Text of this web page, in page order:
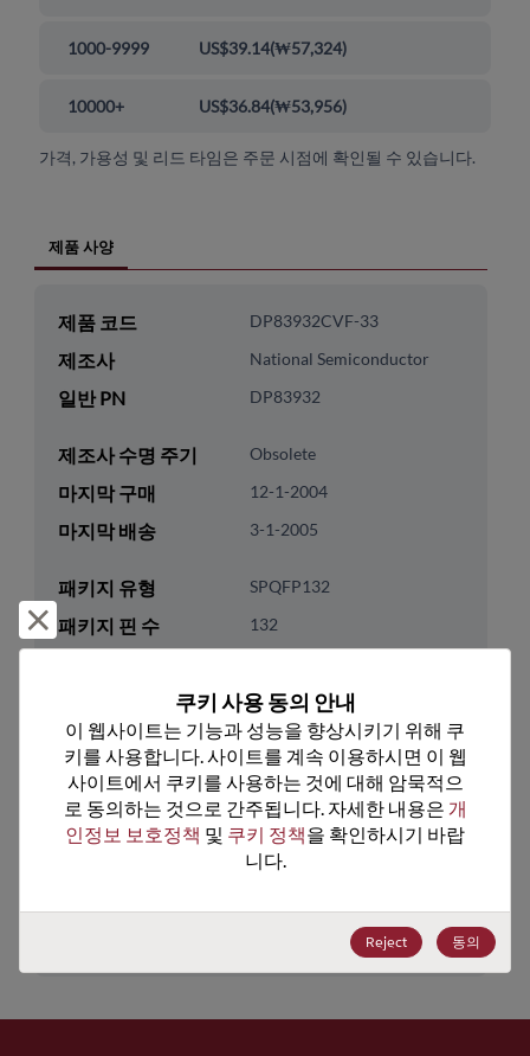
1000-9999 US$39.14(₩57,324)
10000+ US$36.84(₩53,956)
가격, 가용성 및 리드 타임은 주문 시점에 확인될 수 있습니다.
제품 사양
제품 코드 DP83932CVF-33
제조사 National Semiconductor
일반 PN DP83932
제조사 수명 주기 Obsolete
마지막 구매 12-1-2004
마지막 배송 3-1-2005
패키지 유형 SPQFP132
패키지 핀 수 132
No
패키지 수량 36
기술 카테고리 Analog & Mixed Signal
기술 그룹 Ethernet Products
거부 및 닫기
쿠키 사용 동의 안내
이 웹사이트는 기능과 성능을 향상시키기 위해 쿠
키를 사용합니다. 사이트를 계속 이용하시면 이 웹
사이트에서 쿠키를 사용하는 것에 대해 암묵적으
로 동의하는 것으로 간주됩니다. 자세한 내용은 개
인정보 보호정책 및 쿠키 정책을 확인하시기 바랍
니다.
Reject 동의